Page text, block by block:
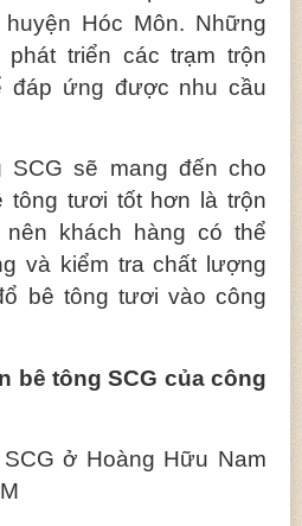
Hóc Môn. Những
triển các trạm trộn
đáp ứng được nhu cầu
SCG sẽ mang đến cho
tông tươi tốt hơn là trộn
khách hàng có thể
và kiểm tra chất lượng
bê tông tươi vào công
bê tông SCG của công
ở Hoàng Hữu Nam